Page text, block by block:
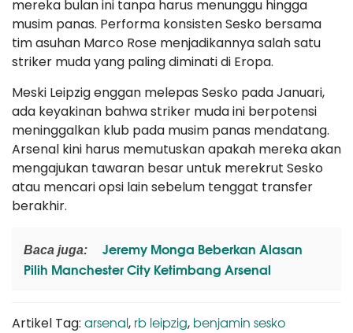
mereka bulan ini tanpa harus menunggu hingga
musim panas. Performa konsisten Sesko bersama
tim asuhan Marco Rose menjadikannya salah satu
striker muda yang paling diminati di Eropa.
Meski Leipzig enggan melepas Sesko pada Januari,
ada keyakinan bahwa striker muda ini berpotensi
meninggalkan klub pada musim panas mendatang.
Arsenal kini harus memutuskan apakah mereka akan
mengajukan tawaran besar untuk merekrut Sesko
atau mencari opsi lain sebelum tenggat transfer
berakhir.
Baca juga:
Jeremy Monga Beberkan Alasan
Pilih Manchester City Ketimbang Arsenal
Artikel Tag: arsenal, rb leipzig, benjamin sesko